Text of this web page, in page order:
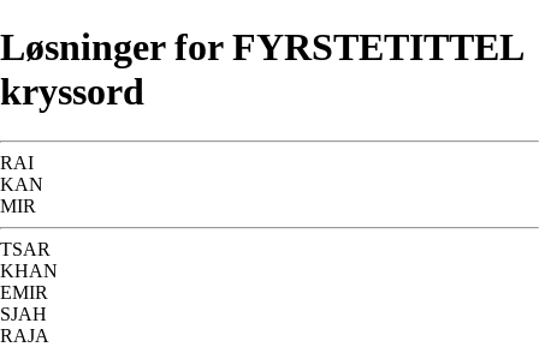
Løsninger for FYRSTETITTEL
kryssord
RAI
KAN
MIR
TSAR
KHAN
EMIR
SJAH
RAJA